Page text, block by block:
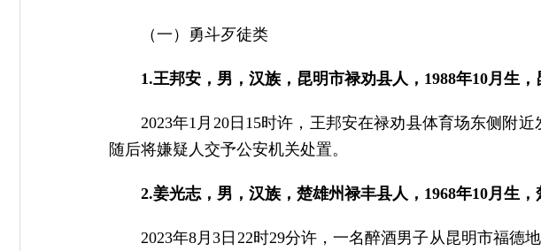
（一）勇斗歹徒类
1.王邦安，男，汉族，昆明市禄劝县人，1988年10月生
2023年1月20日15时许，王邦安在禄劝县体育场东侧附
随后将嫌疑人交予公安机关处置。
2.姜光志，男，汉族，楚雄州禄丰县人，1968年10月生
2023年8月3日22时29分许，一名醉酒男子从昆明市福